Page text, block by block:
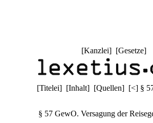
[Kanzlei] [Gesetze]
[Titelei] [Inhalt] [Quellen] [<] §
§ 57 GewO. Versagung der